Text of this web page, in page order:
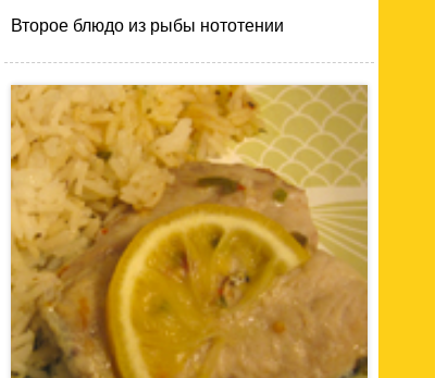
Второе блюдо из рыбы нототении